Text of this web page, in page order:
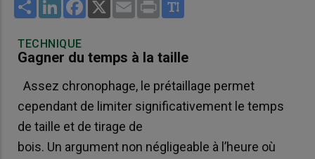
Share LinkedInFacebook
X Email Print
TECHNIQUE
Gagner du temps à la taille
Assez chronophage, le prétaillage permet
cependant de limiter significativement le temps
de taille et de tirage de
bois. Un argument non négligeable à l’heure où